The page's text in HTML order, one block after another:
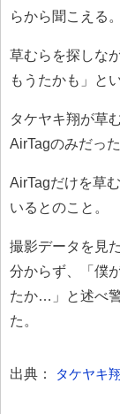
らから聞こえる。
草むらを探しな
もうたかも」と
タケヤキ翔が草
AirTagのみだった
AirTagだけを草
いるとのこと。
撮影データを見
分からず、「僕
たか…」と述べ
た。
出典： タケヤキ翔